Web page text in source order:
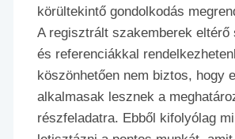
körültekintő gondolkodás
A regisztrált szakemberek eltérő
és referenciákkal
köszönhetően nem biztos, hogy
alkalmasak lesznek a
részfeladatra. Ebből kifolyólag